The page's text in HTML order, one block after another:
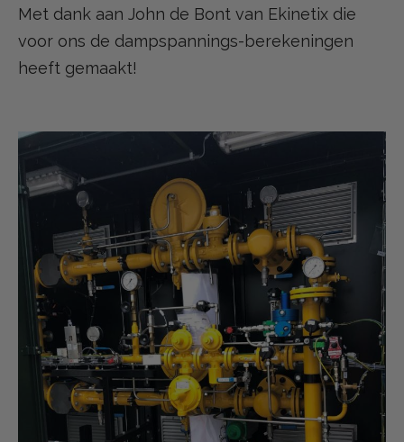
Met dank aan John de Bont van Ekinetix die
voor ons de dampspannings-berekeningen
heeft gemaakt!